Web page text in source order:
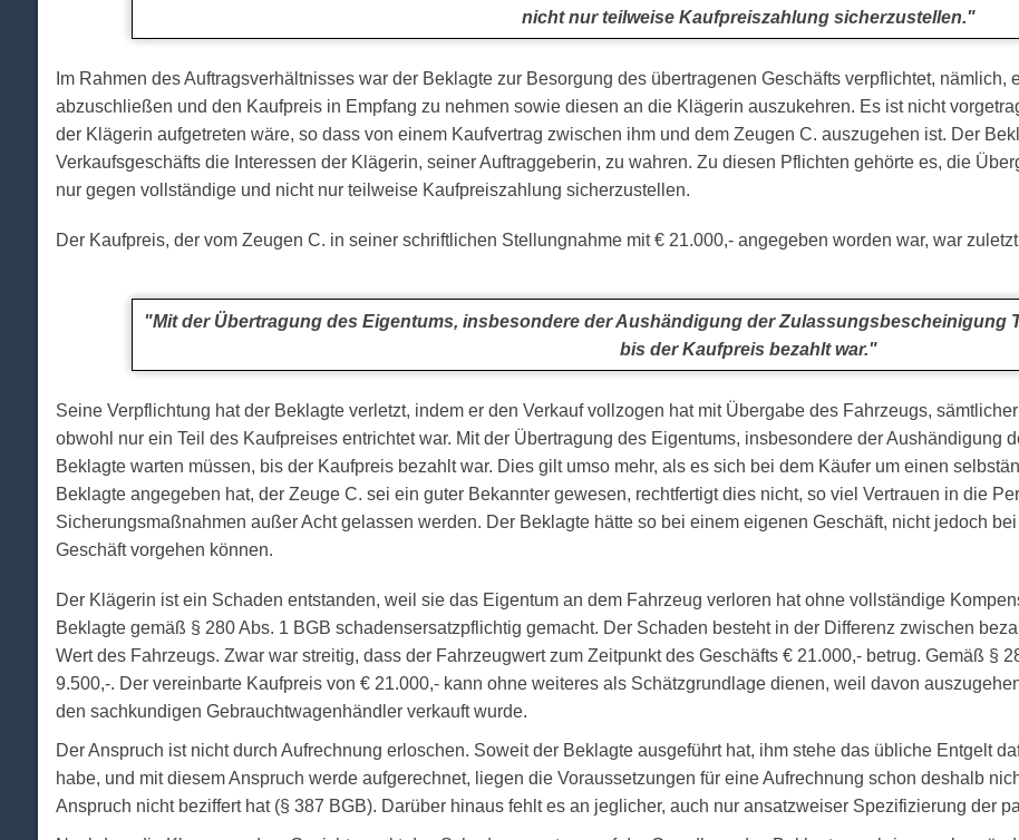
nicht nur teilweise Kaufpreiszahlung sicherzustellen."
Im Rahmen des Auftragsverhältnisses war der Beklagte zur Besorgung des übertragenen Geschäfts verpflichtet,
abzuschließen und den Kaufpreis in Empfang zu nehmen sowie diesen an die Klägerin auszukehren. Es ist nicht
der Klägerin aufgetreten wäre, so dass von einem Kaufvertrag zwischen ihm und dem Zeugen C. auszugehen ist. Der
Verkaufsgeschäfts die Interessen der Klägerin, seiner Auftraggeberin, zu wahren. Zu diesen Pflichten gehörte es, die
nur gegen vollständige und nicht nur teilweise Kaufpreiszahlung sicherzustellen.
Der Kaufpreis, der vom Zeugen C. in seiner schriftlichen Stellungnahme mit € 21.000,- angegeben worden war, war
"Mit der Übertragung des Eigentums, insbesondere der Aushändigung der Zulassungsbescheinigung
bis der Kaufpreis bezahlt war."
Seine Verpflichtung hat der Beklagte verletzt, indem er den Verkauf vollzogen hat mit Übergabe des Fahrzeugs,
obwohl nur ein Teil des Kaufpreises entrichtet war. Mit der Übertragung des Eigentums, insbesondere der Aushändigung
Beklagte warten müssen, bis der Kaufpreis bezahlt war. Dies gilt umso mehr, als es sich bei dem Käufer um einen
Beklagte angegeben hat, der Zeuge C. sei ein guter Bekannter gewesen, rechtfertigt dies nicht, so viel Vertrauen in die
Sicherungsmaßnahmen außer Acht gelassen werden. Der Beklagte hätte so bei einem eigenen Geschäft, nicht jedoch
Geschäft vorgehen können.
Der Klägerin ist ein Schaden entstanden, weil sie das Eigentum an dem Fahrzeug verloren hat ohne vollständige
Beklagte gemäß § 280 Abs. 1 BGB schadensersatzpflichtig gemacht. Der Schaden besteht in der Differenz zwischen
Wert des Fahrzeugs. Zwar war streitig, dass der Fahrzeugwert zum Zeitpunkt des Geschäfts € 21.000,- betrug. Gemäß §
9.500,-. Der vereinbarte Kaufpreis von € 21.000,- kann ohne weiteres als Schätzgrundlage dienen, weil davon
den sachkundigen Gebrauchtwagenhändler verkauft wurde.
Der Anspruch ist nicht durch Aufrechnung erloschen. Soweit der Beklagte ausgeführt hat, ihm stehe das übliche Entgelt
habe, und mit diesem Anspruch werde aufgerechnet, liegen die Voraussetzungen für eine Aufrechnung schon deshalb
Anspruch nicht beziffert hat (§ 387 BGB). Darüber hinaus fehlt es an jeglicher, auch nur ansatzweiser Spezifizierung der